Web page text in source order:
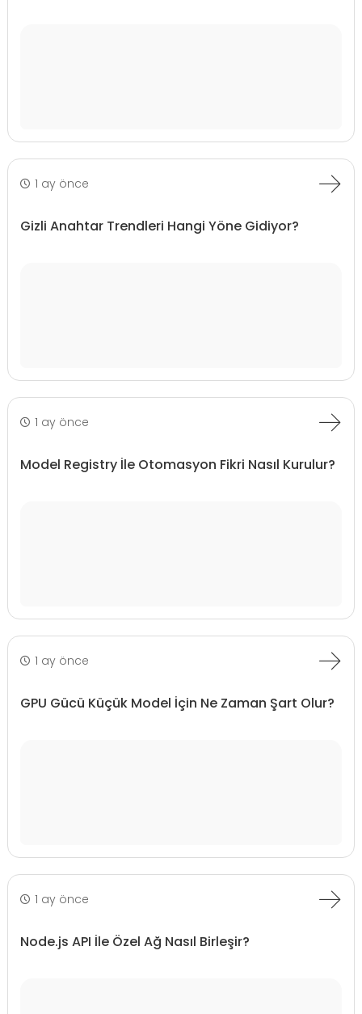
1 ay önce
Gizli Anahtar Trendleri Hangi Yöne Gidiyor?
1 ay önce
Model Registry İle Otomasyon Fikri Nasıl Kurulur?
1 ay önce
GPU Gücü Küçük Model İçin Ne Zaman Şart Olur?
1 ay önce
Node.js API İle Özel Ağ Nasıl Birleşir?